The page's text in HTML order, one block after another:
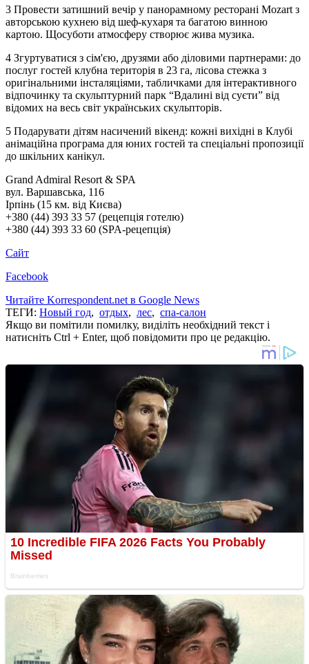
3 Провести затишний вечір у панорамному ресторані Mozart з
авторською кухнею від шеф-кухаря та багатою винною
картою. Щосуботи атмосферу створює жива музика.
4 Згуртуватися з сім'єю, друзями або діловими партнерами: до
послуг гостей клубна територія в 23 га, лісова стежка з
оригінальними інсталяціями, табличками для інтерактивного
відпочинку та скульптурний парк “Вдалині від суєти” від
відомих на весь світ українських скульпторів.
5 Подарувати дітям насичений вікенд: кожні вихідні в Клубі
анімаційна програма для юних гостей та спеціальні пропозиції
до шкільних канікул.
Grand Admiral Resort & SPA
вул. Варшавська, 116
Ірпінь (15 км. від Києва)
+380 (44) 393 33 57 (рецепція готелю)
+380 (44) 393 33 60 (SPA-рецепція)
Сайт
Facebook
Читайте Korrespondent.net в Google News
ТЕГИ: Новый год, отдых, лес, спа-салон
Якщо ви помітили помилку, виділіть необхідний текст і
натисніть Ctrl + Enter, щоб повідомити про це редакцію.